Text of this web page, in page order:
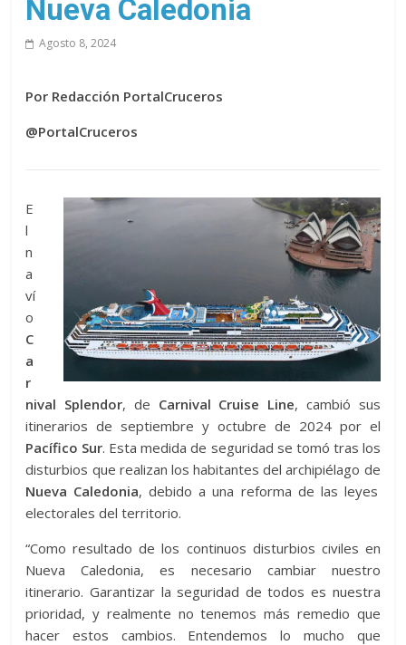
Nueva Caledonia
Agosto 8, 2024
Por Redacción PortalCruceros
@PortalCruceros
E
l
n
a
ví
o
C
a
r
nival Splendor, de Carnival Cruise Line, cambió sus
itinerarios de septiembre y octubre de 2024 por el
Pacífico Sur. Esta medida de seguridad se tomó tras los
disturbios que realizan los habitantes del archipiélago de
Nueva Caledonia, debido a una reforma de las leyes
electorales del territorio.
“Como resultado de los continuos disturbios civiles en
Nueva Caledonia, es necesario cambiar nuestro
itinerario. Garantizar la seguridad de todos es nuestra
prioridad, y realmente no tenemos más remedio que
hacer estos cambios. Entendemos lo mucho que